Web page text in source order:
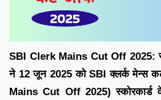
SBI Clerk Mains Cut Off 2025:
ने 12 जून 2025 को SBI क्लर्क मेन्स
Mains Cut Off 2025) स्कोरकार्ड